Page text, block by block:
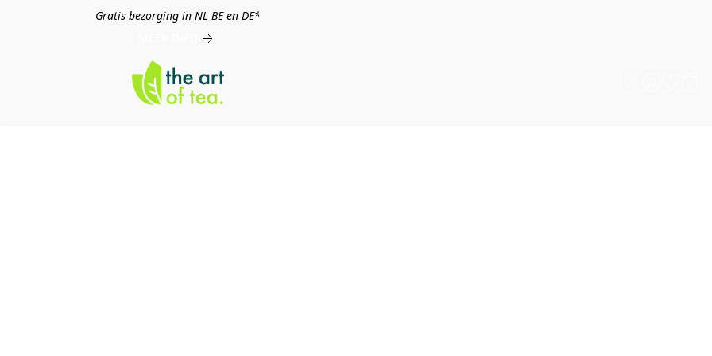
Gratis bezorging in NL BE en DE*